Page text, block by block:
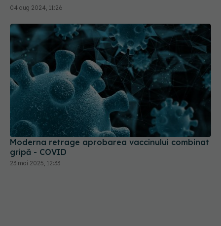
Moderna retrage aprobarea vaccinului combinat
gripă - COVID
23 mai 2025, 12:33